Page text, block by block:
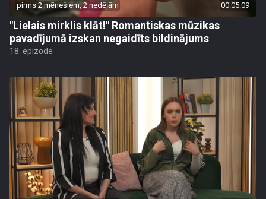
pirms 2 mēnešiem, 2 nedēļām 00:05:09
"Lielais mirklis klāt!" Romantiskas mūzikas
pavadījumā izskan negaidīts bildinājums
18. epizode